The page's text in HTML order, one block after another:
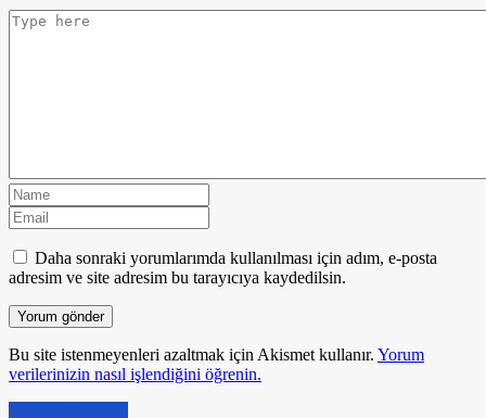
Daha sonraki yorumlarımda kullanılması için adım, e-posta
adresim ve site adresim bu tarayıcıya kaydedilsin.
Bu site istenmeyenleri azaltmak için Akismet kullanır. Yorum
verilerinizin nasıl işlendiğini öğrenin.